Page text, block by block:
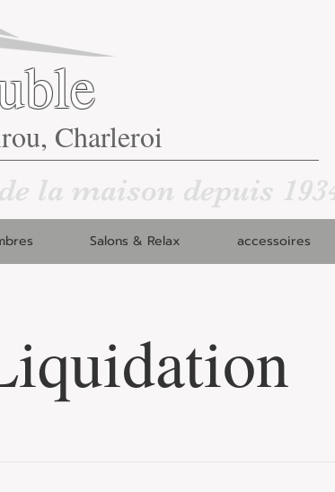
Charleroi
la maison depuis
Salons & Relax accessoires